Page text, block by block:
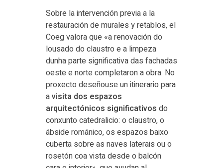
Sobre la intervención previa a la
restauración de murales y retablos, el
Coeg valora que «a renovación do
lousado do claustro e a limpeza
dunha parte significativa das fachadas
oeste e norte completaron a obra. No
proxecto deseñouse un itinerario para
avisita dos espazos
arquitectónicos significativos do
conxunto catedralicio: o claustro, o
ábside románico, os espazos baixo
cuberta sobre as naves laterais ou o
rosetón coa vista desde o balcón